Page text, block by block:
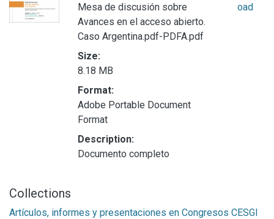
Mesa de discusión sobre
Avances en el acceso abierto.
Caso Argentina.pdf-PDFA.pdf
Size:
8.18 MB
Format:
Adobe Portable Document
Format
Description:
Documento completo
oad
Collections
Artículos, informes y presentaciones en Congresos CESGI